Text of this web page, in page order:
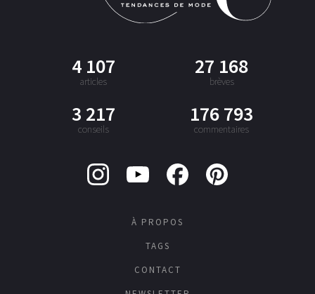
4 107
articles
27 168
brèves
3 217
conseils
176 793
commentaires
À PROPOS
TAGS
CONTACT